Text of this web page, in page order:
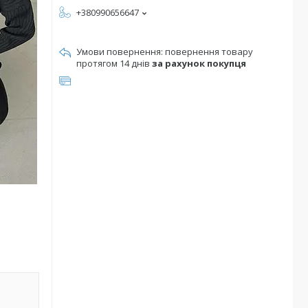
+380990656647
повернення товару
протягом 14 днів за рахунок покупця